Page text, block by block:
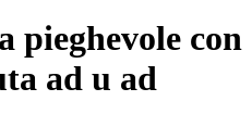
pieghevole con
ad u ad